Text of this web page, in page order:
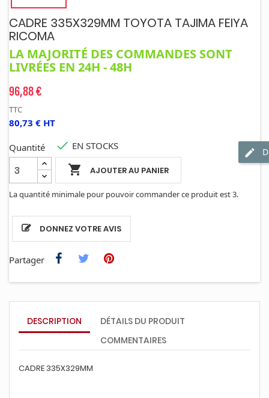
CADRE 335X329MM TOYOTA TAJIMA FEIYA
RICOMA
LA MAJORITÉ DES COMMANDES SONT
LIVRÉES EN 24H - 48H
96,88 €
TTC
80,73 € HT
Quantité
 AJOUTER AU PANIER
 EN STOCKS
La quantité minimale pour pouvoir commander ce produit est 3.
DONNEZ VOTRE AVIS
Partager
DESCRIPTION
DÉTAILS DU PRODUIT
COMMENTAIRES
CADRE 335X329MM